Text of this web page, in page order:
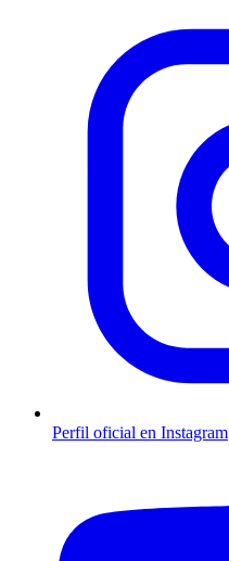
Perfil oficial en Instagram